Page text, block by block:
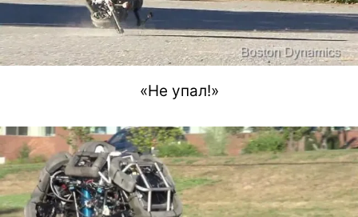
«Не упал!»